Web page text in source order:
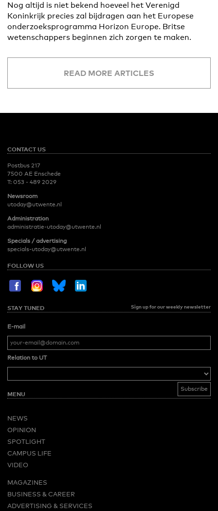
Nog altijd is niet bekend hoeveel het Verenigd
Koninkrijk precies zal bijdragen aan het Europese
onderzoeksprogramma Horizon Europe. Britse
wetenschappers beginnen zich zorgen te maken.
READ MORE ARTICLES
CONTACT US
Postbus 217
7500 AE Enschede
T: 053 - 489 2029
Newsroom
utoday@utwente.nl
Administration
administratie-utoday@utwente.nl
Specials / advertising
specials-utoday@utwente.nl
FOLLOW US
STAY TUNED Sign up for our weekly newsletter
E-mail
Relation to UT
MENU
NEWS
OPINION
SPOTLIGHT
CAMPUS LIFE
VIDEO
MAGAZINES
BUSINESS & CAREER
ADVERTISING & SERVICES